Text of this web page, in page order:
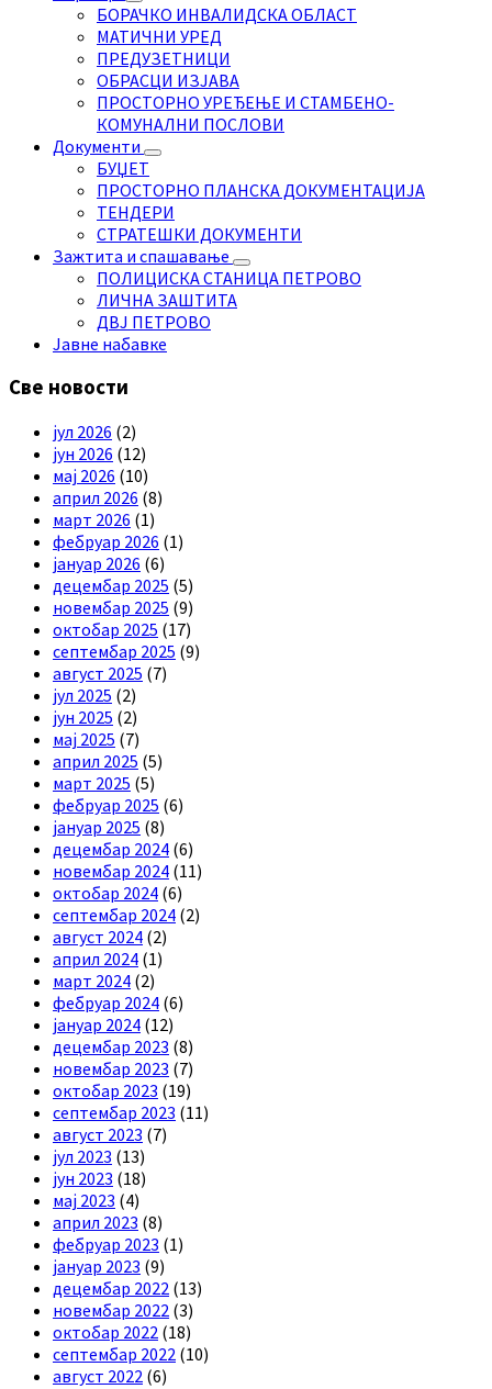
БОРАЧКО ИНВАЛИДСКА ОБЛАСТ
МАТИЧНИ УРЕД
ПРЕДУЗЕТНИЦИ
ОБРАСЦИ ИЗЈАВА
ПРОСТОРНО УРЕЂЕЊЕ И СТАМБЕНО-
КОМУНАЛНИ ПОСЛОВИ
Документи
БУЏЕТ
ПРОСТОРНО ПЛАНСКА ДОКУМЕНТАЦИЈА
ТЕНДЕРИ
СТРАТЕШКИ ДОКУМЕНТИ
Зажтита и спашавање
ПОЛИЦИСКА СТАНИЦА ПЕТРОВО
ЛИЧНА ЗАШТИТА
ДВЈ ПЕТРОВО
Јавне набавке
Све новости
јул 2026 (2)
јун 2026 (12)
мај 2026 (10)
април 2026 (8)
март 2026 (1)
фебруар 2026 (1)
јануар 2026 (6)
децембар 2025 (5)
новембар 2025 (9)
октобар 2025 (17)
септембар 2025 (9)
август 2025 (7)
јул 2025 (2)
јун 2025 (2)
мај 2025 (7)
април 2025 (5)
март 2025 (5)
фебруар 2025 (6)
јануар 2025 (8)
децембар 2024 (6)
новембар 2024 (11)
октобар 2024 (6)
септембар 2024 (2)
август 2024 (2)
април 2024 (1)
март 2024 (2)
фебруар 2024 (6)
јануар 2024 (12)
децембар 2023 (8)
новембар 2023 (7)
октобар 2023 (19)
септембар 2023 (11)
август 2023 (7)
јул 2023 (13)
јун 2023 (18)
мај 2023 (4)
април 2023 (8)
фебруар 2023 (1)
јануар 2023 (9)
децембар 2022 (13)
новембар 2022 (3)
октобар 2022 (18)
септембар 2022 (10)
август 2022 (6)